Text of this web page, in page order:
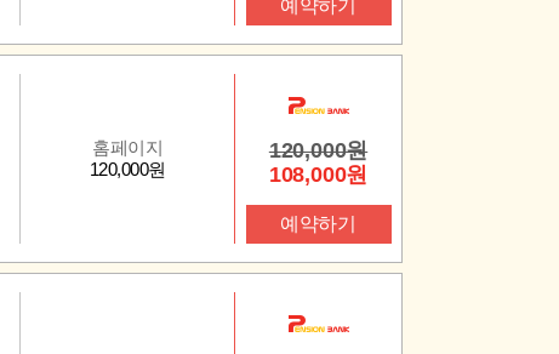
예약하기
홈페이지
120,000원
120,000원
108,000원
예약하기